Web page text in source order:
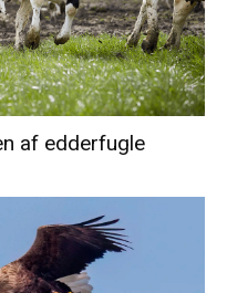
af edderfugle